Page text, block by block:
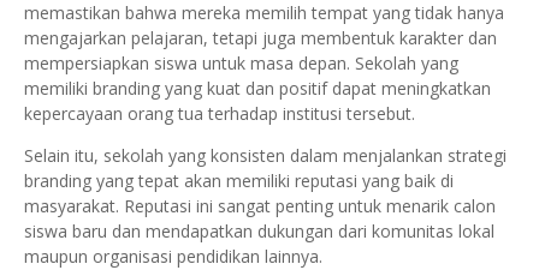
memastikan bahwa mereka memilih tempat yang tidak hanya
mengajarkan pelajaran, tetapi juga membentuk karakter dan
mempersiapkan siswa untuk masa depan. Sekolah yang
memiliki branding yang kuat dan positif dapat meningkatkan
kepercayaan orang tua terhadap institusi tersebut.
Selain itu, sekolah yang konsisten dalam menjalankan strategi
branding yang tepat akan memiliki reputasi yang baik di
masyarakat. Reputasi ini sangat penting untuk menarik calon
siswa baru dan mendapatkan dukungan dari komunitas lokal
maupun organisasi pendidikan lainnya.